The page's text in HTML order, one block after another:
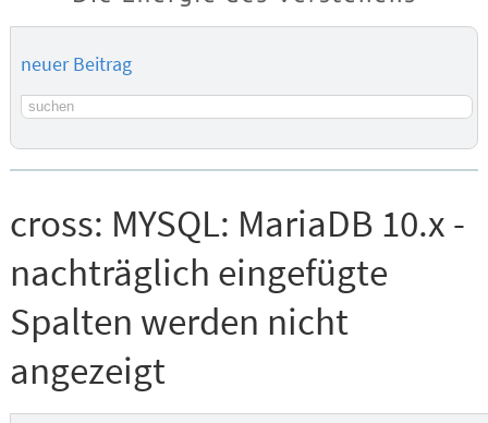
neuer Beitrag
Suchbegriff
cross: MYSQL: MariaDB 10.x -
nachträglich eingefügte
Spalten werden nicht
angezeigt